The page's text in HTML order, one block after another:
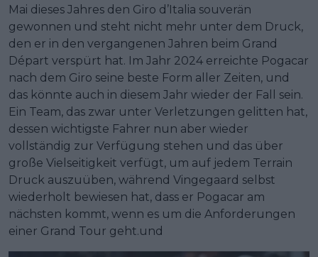
Mai dieses Jahres den Giro d’Italia souverän
gewonnen und steht nicht mehr unter dem Druck,
den er in den vergangenen Jahren beim Grand
Départ verspürt hat. Im Jahr 2024 erreichte Pogacar
nach dem Giro seine beste Form aller Zeiten, und
das könnte auch in diesem Jahr wieder der Fall sein.
Ein Team, das zwar unter Verletzungen gelitten hat,
dessen wichtigste Fahrer nun aber wieder
vollständig zur Verfügung stehen und das über
große Vielseitigkeit verfügt, um auf jedem Terrain
Druck auszuüben, während Vingegaard selbst
wiederholt bewiesen hat, dass er Pogacar am
nächsten kommt, wenn es um die Anforderungen
einer Grand Tour geht.und